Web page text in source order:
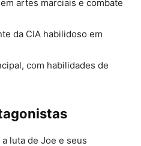
artes marciais e combate
da CIA habilidoso em
com habilidades de
luta de Joe e seus